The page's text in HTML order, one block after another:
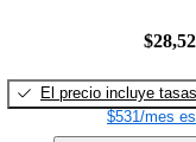
El precio incluye tasas
$531/mes